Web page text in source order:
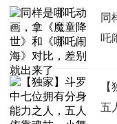
同
吒
五